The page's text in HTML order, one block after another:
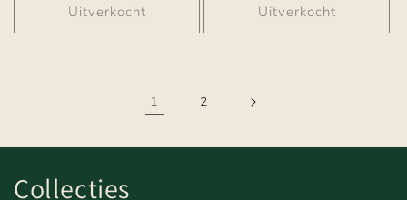
Uitverkocht Uitverkocht
1 2
Collecties